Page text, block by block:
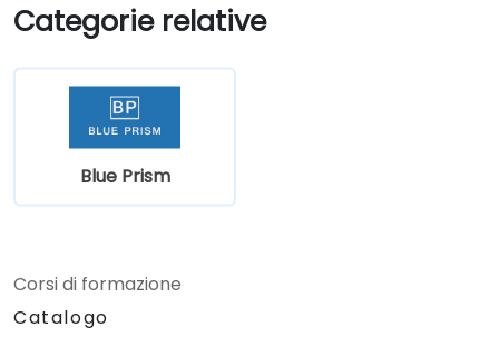
Categorie relative
Blue Prism
Corsi di formazione
Catalogo